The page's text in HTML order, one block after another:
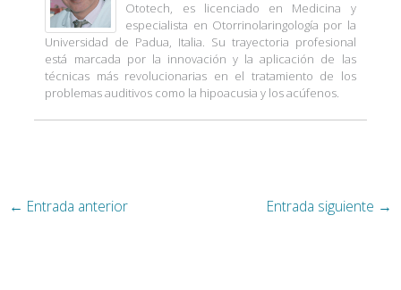
Ototech, es licenciado en Medicina y
especialista en Otorrinolaringología por la
Universidad de Padua, Italia. Su trayectoria profesional
está marcada por la innovación y la aplicación de las
técnicas más revolucionarias en el tratamiento de los
problemas auditivos como la hipoacusia y los acúfenos.
← Entrada anterior Entrada siguiente →